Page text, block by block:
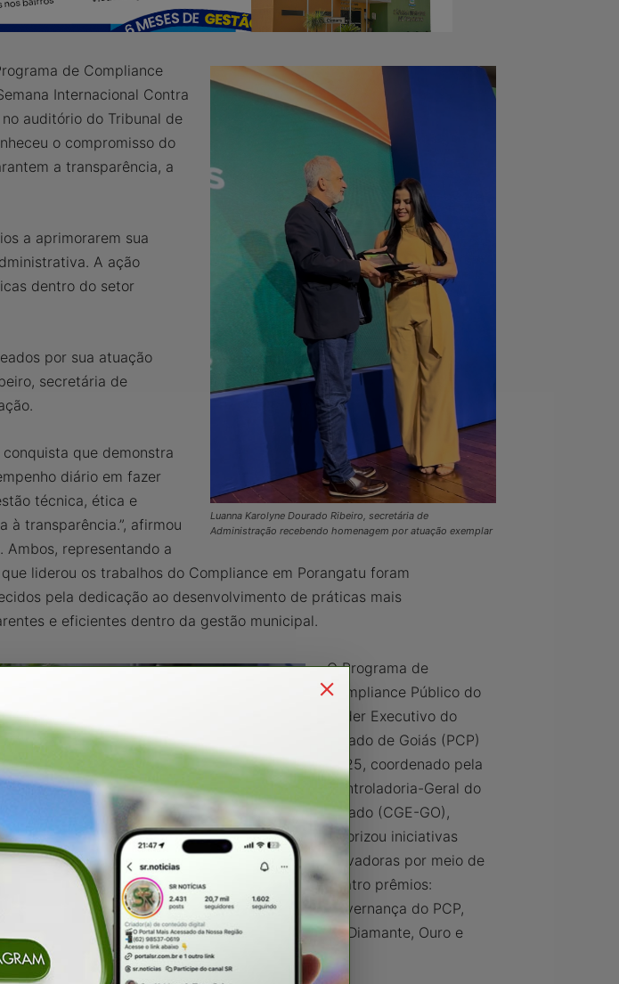
Luanna Karolyne Dourado Ribeiro, secretária de
Administração recebendo homenagem por atuação exemplar
de Compliance
Internacional Contra
auditório do Tribunal de
o compromisso do
a transparência, a
a aprimorarem sua
A ação
dentro do setor
por sua atuação
secretária de
conquista que demonstra
diário em fazer
técnica, ética e
à transparência.”, afirmou
Ambos, representando a
liderou os trabalhos do Compliance em Porangatu foram
pela dedicação ao desenvolvimento de práticas mais
e eficientes dentro da gestão municipal.
Luanna Karolyne Dourado Ribeiro, secretária de
e Alciano Paula Pereira Guimarães, servidor da Educação
O Programa de
Compliance Público do
Poder Executivo do
Estado de Goiás (PCP)
2025, coordenado pela
Controladoria-Geral do
Estado (CGE-GO),
valorizou iniciativas
inovadoras por meio de
quatro prêmios:
Governança do PCP,
premiações foram classificadas nas categorias Diamante, Ouro e